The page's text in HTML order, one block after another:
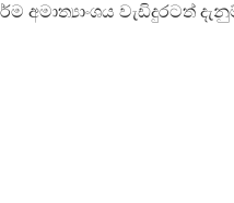
අමාත්යාංශය වැඩිදුරටත්